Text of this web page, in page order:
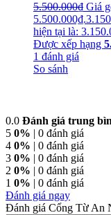
5.500.000₫ Giá
5.500.000₫.
hiện tại là:
Được xếp hạng
1 đánh giá
So sánh
0.0 Đánh giá trung
5 0% | 0 đánh giá
4 0% | 0 đánh giá
3 0% | 0 đánh giá
2 0% | 0 đánh giá
1 0% | 0 đánh giá
Đánh giá ngay
Đánh giá Cổng Từ An